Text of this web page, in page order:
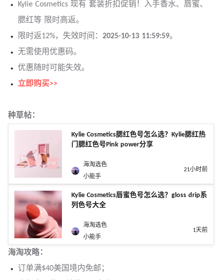
Kylie Cosmetics 现有 套装折扣促销！入手香水、唇蜜、
腮红等 限时高返。
限时返12%，失效时间： 2025-10-13 11:59:59。
无需使用优惠码。
优惠随时可能失效。
立即购买>>
种草帖：
Kylie Cosmetics腮红色号怎么选？Kylie腮红热
门腮红色号Pink power分享
海淘选色
小能手
21小时前
Kylie Cosmetics唇蜜色号怎么选？gloss drip系
列色号大全
海淘选色
小能手
1天前
海淘攻略：
订单满$40美国境内免邮；